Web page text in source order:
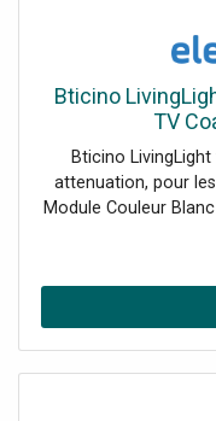
Bticino
TV
Bticino
attenuation, pour
Module Couleur
Adaptateur terminal
compatibles :